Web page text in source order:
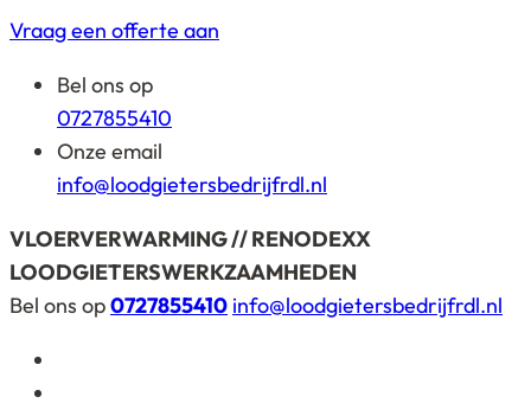
Vraag een offerte aan
Bel ons op
0727855410
Onze email
info@loodgietersbedrijfrdl.nl
VLOERVERWARMING // RENODEXX
LOODGIETERSWERKZAAMHEDEN
Bel ons op0727855410 info@loodgietersbedrijfrdl.nl